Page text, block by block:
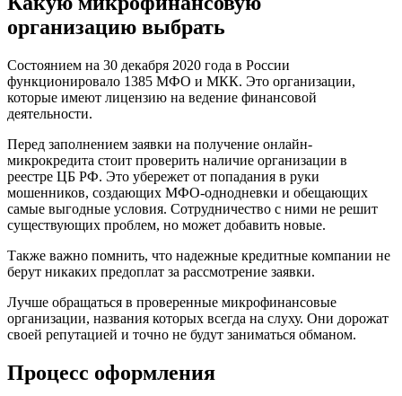
организацию выбрать
Состоянием на 30 декабря 2020 года в России
функционировало 1385 МФО и МКК. Это организации,
которые имеют лицензию на ведение финансовой
деятельности.
Перед заполнением заявки на получение онлайн-
микрокредита стоит проверить наличие организации в
реестре ЦБ РФ. Это убережет от попадания в руки
мошенников, создающих МФО-однодневки и обещающих
самые выгодные условия. Сотрудничество с ними не решит
существующих проблем, но может добавить новые.
Также важно помнить, что надежные кредитные компании не
берут никаких предоплат за рассмотрение заявки.
Лучше обращаться в проверенные микрофинансовые
организации, названия которых всегда на слуху. Они дорожат
своей репутацией и точно не будут заниматься обманом.
Процесс оформления